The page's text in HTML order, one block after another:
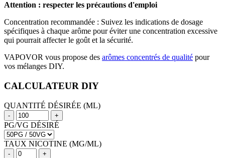
Attention : respecter les précautions d'emploi
Concentration recommandée : Suivez les indications de dosage
spécifiques à chaque arôme pour éviter une concentration excessive
qui pourrait affecter le goût et la sécurité.
VAPOVOR vous propose des arômes concentrés de qualité pour
vos mélanges DIY.
CALCULATEUR DIY
QUANTITÉ DÉSIRÉE (ML)
- +
PG/VG DÉSIRÉ
TAUX NICOTINE (MG/ML)
- +